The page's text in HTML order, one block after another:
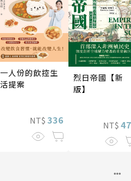
一人份的飲控生
活提案
NT$ 336
烈日帝國【新
版】
NT$